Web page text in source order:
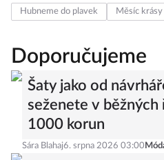
Hubneme do plavek Měsíc krásy
Doporučujeme
Šaty jako od
seženete v běžných
1000 korun
Sára Blahaj6. srpna 2026 03:00